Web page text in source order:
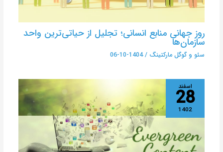
روز جهانی منابع انسانی؛ تجلیل از حیاتی‌ترین واحد
سازمان‌ها
سئو و گوگل مارکتینگ /
1404-10-06
اسفند
28
1402